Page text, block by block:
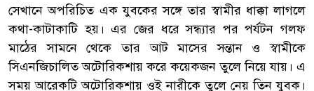
সেখানে অপরিচিত এক যুবকের সঙ্গে তার স্বামীর ধাক্কা লাগলে
কথা-কাটাকাটি হয়। এর জের ধরে সন্ধ্যার পর পর্যটন গলফ
মাঠের সামনে থেকে তার আট মাসের সন্তান ও স্বামীকে
সিএনজিচালিত অটোরিকশায় করে কয়েকজন তুলে নিয়ে যায়। এ
সময় আরেকটি অটোরিকশায় ওই নারীকে তুলে নেয় তিন যুবক।